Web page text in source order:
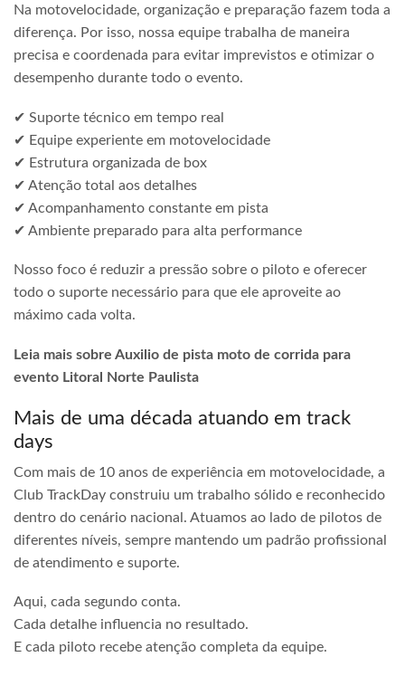
Na motovelocidade, organização e preparação fazem toda a
diferença. Por isso, nossa equipe trabalha de maneira
precisa e coordenada para evitar imprevistos e otimizar o
desempenho durante todo o evento.
✔ Suporte técnico em tempo real
✔ Equipe experiente em motovelocidade
✔ Estrutura organizada de box
✔ Atenção total aos detalhes
✔ Acompanhamento constante em pista
✔ Ambiente preparado para alta performance
Nosso foco é reduzir a pressão sobre o piloto e oferecer
todo o suporte necessário para que ele aproveite ao
máximo cada volta.
Leia mais sobre Auxilio de pista moto de corrida para
evento Litoral Norte Paulista
Mais de uma década atuando em track
days
Com mais de 10 anos de experiência em motovelocidade, a
Club TrackDay construiu um trabalho sólido e reconhecido
dentro do cenário nacional. Atuamos ao lado de pilotos de
diferentes níveis, sempre mantendo um padrão profissional
de atendimento e suporte.
Aqui, cada segundo conta.
Cada detalhe influencia no resultado.
E cada piloto recebe atenção completa da equipe.